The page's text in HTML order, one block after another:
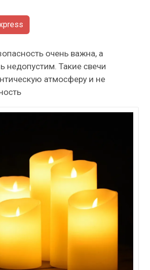
очень важна, а
недопустим. Такие свечи
атмосферу и не